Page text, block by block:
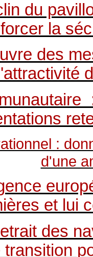
du
la
uvre des
l'attractivité
:
d'une
et lui
des